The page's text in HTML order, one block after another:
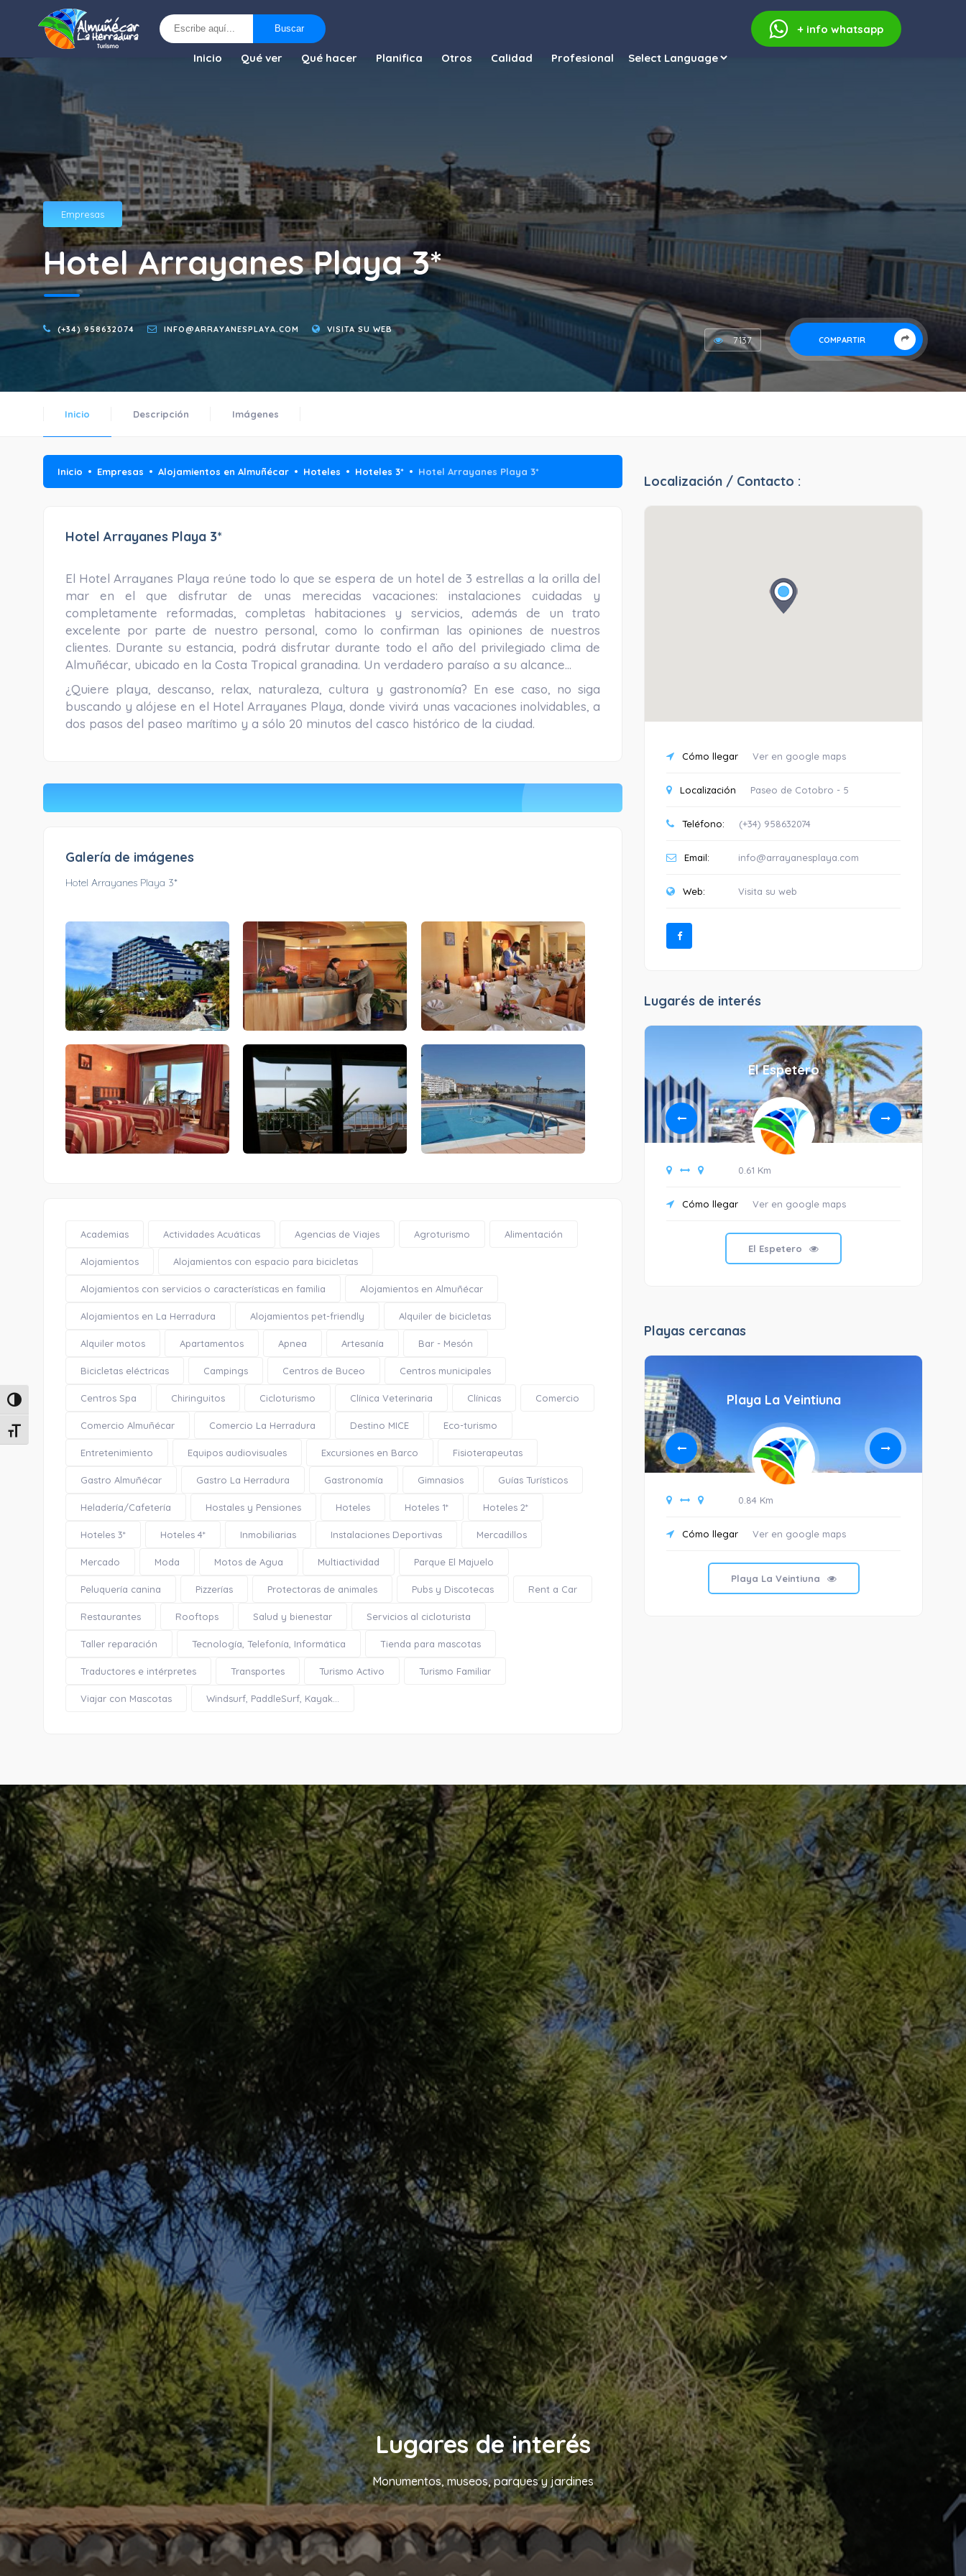
Alternar alto contraste
Alternar tamaño de letra
Buscar + info whatsapp
Inicio Qué ver Qué hacer Planifica Otros Calidad Profesional
Empresas
Hotel Arrayanes Playa 3*
(+34) 958632074 INFO@ARRAYANESPLAYA.COM
VISITA SU WEB
COMPARTIR
7137
Inicio Descripción Imágenes
Inicio Empresas Alojamientos en Almuñécar Hoteles Hoteles 3* Hotel Arrayanes Playa 3*
Hotel Arrayanes Playa 3*
El Hotel Arrayanes Playa reúne todo lo que se espera de un hotel de 3 estrellas a la orilla del
mar en el que disfrutar de unas merecidas vacaciones: instalaciones cuidadas y
completamente reformadas, completas habitaciones y servicios, además de un trato
excelente por parte de nuestro personal, como lo confirman las opiniones de nuestros
clientes. Durante su estancia, podrá disfrutar durante todo el año del privilegiado clima de
Almuñécar, ubicado en la Costa Tropical granadina. Un verdadero paraíso a su alcance…
¿Quiere playa, descanso, relax, naturaleza, cultura y gastronomía? En ese caso, no siga
buscando y alójese en el Hotel Arrayanes Playa, donde vivirá unas vacaciones inolvidables, a
dos pasos del paseo marítimo y a sólo 20 minutos del casco histórico de la ciudad.
Galería de imágenes
Hotel Arrayanes Playa 3*
Academias Actividades Acuáticas Agencias de Viajes Agroturismo Alimentación
Alojamientos Alojamientos con espacio para bicicletas
Alojamientos con servicios o características en familia Alojamientos en Almuñécar
Alojamientos en La Herradura Alojamientos pet-friendly Alquiler de bicicletas
Alquiler motos Apartamentos Apnea Artesanía Bar - Mesón
Bicicletas eléctricas Campings Centros de Buceo Centros municipales
Centros Spa Chiringuitos Cicloturismo Clínica Veterinaria Clínicas Comercio
Comercio Almuñécar Comercio La Herradura Destino MICE Eco-turismo
Entretenimiento Equipos audiovisuales Excursiones en Barco Fisioterapeutas
Gastro Almuñécar Gastro La Herradura Gastronomía Gimnasios Guías Turísticos
Heladería/Cafetería Hostales y Pensiones Hoteles Hoteles 1* Hoteles 2*
Hoteles 3* Hoteles 4* Inmobiliarias Instalaciones Deportivas Mercadillos
Mercado Moda Motos de Agua Multiactividad Parque El Majuelo
Peluquería canina Pizzerías Protectoras de animales Pubs y Discotecas Rent a Car
Restaurantes Rooftops Salud y bienestar Servicios al cicloturista
Taller reparación Tecnología, Telefonía, Informática Tienda para mascotas
Traductores e intérpretes Transportes Turismo Activo Turismo Familiar
Viajar con Mascotas Windsurf, PaddleSurf, Kayak...
Localización / Contacto :
Cómo llegar Ver en google maps
Localización Paseo de Cotobro - 5
Teléfono: (+34) 958632074
Email: info@arrayanesplaya.com
Web: Visita su web
Lugarés de interés
Capilla de Nuestra Señora del Carmen El Espetero
0.61 Km
Cómo llegar Ver en google maps
El Espetero
Playas cercanas
Playa La Caletilla
Cómo llegar Ver en google maps
Playa La Veintiuna
0.84 Km
Cómo llegar Ver en google maps
Playa La Veintiuna
Lugares de interés
Monumentos, museos, parques y jardines